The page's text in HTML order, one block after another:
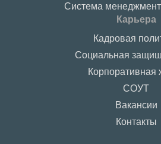
Система
Карьера
Кадровая
Социальная
Корпоративная
СОУТ
Вакансии
Контакты